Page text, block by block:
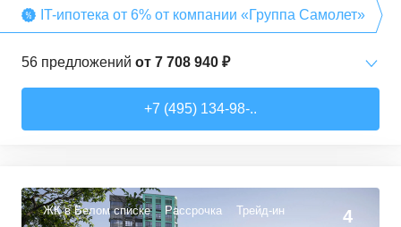
IT-ипотека от 6% от компании «Группа Самолет»
56 предложений от 7 708 940 ₽
34,71–49,54м² 22 предложения
+7 (495) 134-98-..
ЖК в Белом списке Рассрочка Трейд-ин 4